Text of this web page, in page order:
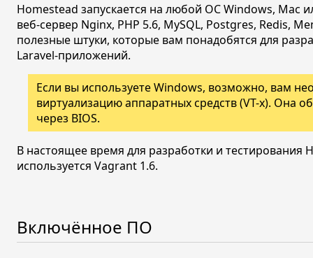
Homestead запускается на любой ОС Windows, Mac
веб-сервер Nginx, PHP 5.6, MySQL, Postgres, Redis,
полезные штуки, которые вам понадобятся для
Laravel-приложений.
Если вы используете Windows, возможно, вам
виртуализацию аппаратных средств (VT-x). Она
через BIOS.
В настоящее время для разработки и тестирования
используется Vagrant 1.6.
Включённое ПО